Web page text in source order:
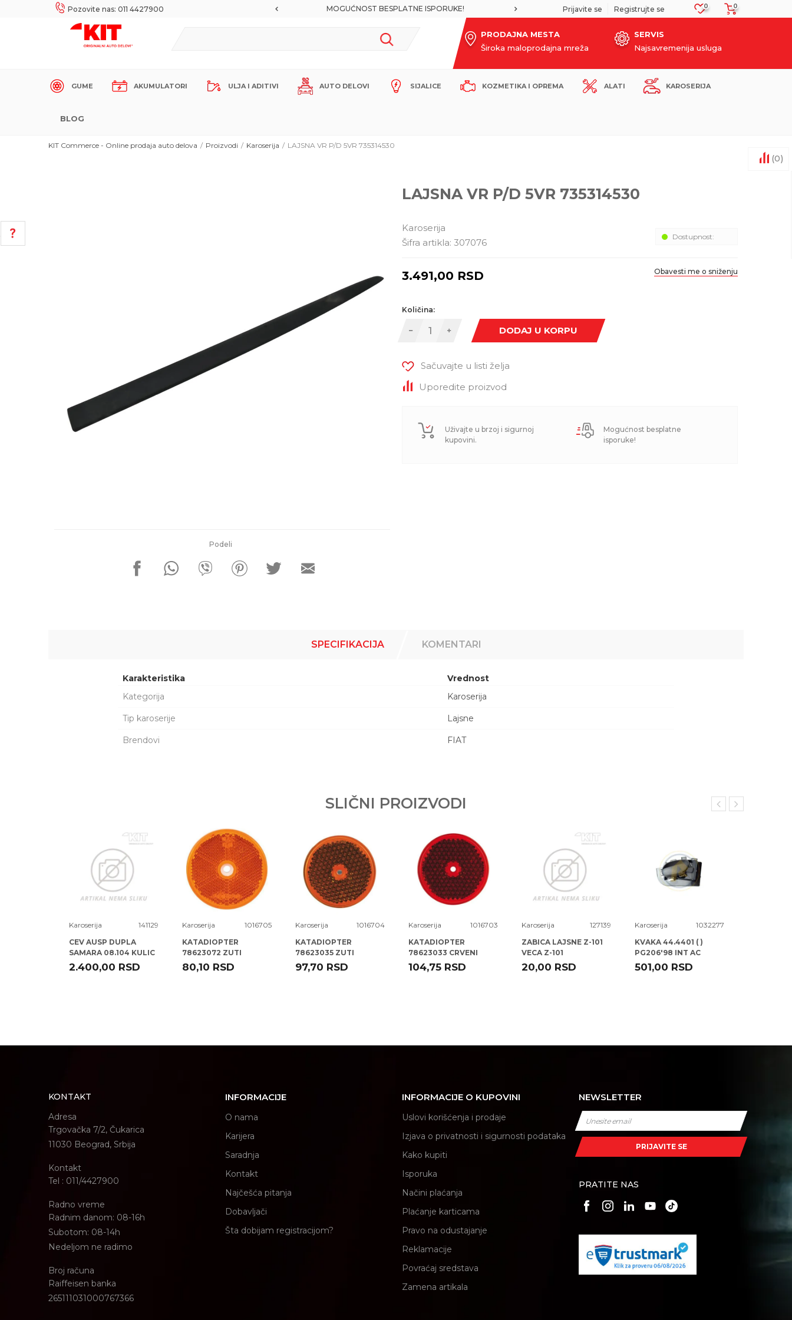
Pozovite nas: 011 4427900
SIGURNO PLAĆANJE PLATNIM KARTICAMA! MOGUĆNOST BESPLATNE ISPORUKE! SIGURNO PLAĆANJE PLATNIM KARTICAMA! 0
0
Prijavite se Registrujte se
PRODAJNA MESTA
Široka maloprodajna mreža
SERVIS
Najsavremenija usluga
GUME AKUMULATORI ULJA I ADITIVI AUTO DELOVI SIJALICE KOZMETIKA I OPREMA ALATI KAROSERIJA
BLOG
KIT Commerce - Online prodaja auto delova Proizvodi Karoserija LAJSNA VR P/D 5VR 735314530
Podeli
LAJSNA VR P/D 5VR 735314530
Karoserija
Šifra artikla: 307076
Dostupnost:
3.491,00 RSD Obavesti me o sniženju
Količina:
DODAJ U KORPU
Sačuvajte u listi želja
Uporedite proizvod
Uživajte u brzoj i sigurnoj
kupovini.
Mogućnost besplatne
isporuke!
office@kitcommerce.rs
SPECIFIKACIJA KOMENTARI
Karakteristika
Vrednost
Kategorija
Karoserija
Tip karoserije Lajsne
Brendovi FIAT
SLIČNI PROIZVODI
Karoserija
141129
CEV AUSP DUPLA
SAMARA 08.104 KULIC
2.400,00 RSD
Karoserija
1016705
KATADIOPTER
78623072 ZUTI
OKRUGLI 60 MM ( )
ELPARTS
80,10 RSD
Karoserija
1016704
KATADIOPTER
78623035 ZUTI
OKRUGLI 82 MM ( )
ELPARTS
97,70 RSD
Karoserija
1016703
KATADIOPTER
78623033 CRVENI
OKRUGLI 82 MM ( )
ELPARTS
104,75 RSD
Karoserija
127139
ZABICA LAJSNE Z-101
VECA Z-101
20,00 RSD
Karoserija
1032277
KVAKA 44.4401 ( )
PG206'98 INT AC
ROLCAR
501,00 RSD
(0)
KONTAKT
Adresa
Trgovačka 7/2, Čukarica
11030 Beograd, Srbija
Kontakt
Tel : 011/4427900
Radno vreme
Radnim danom: 08-16h
Subotom: 08-14h
Nedeljom ne radimo
Broj računa
Raiffeisen banka
265111031000767366
INFORMACIJE
O nama
Karijera
Saradnja
Kontakt
Najčešća pitanja
Dobavljači
Šta dobijam registracijom?
INFORMACIJE O KUPOVINI
Uslovi korišćenja i prodaje
Izjava o privatnosti i sigurnosti podataka
Kako kupiti
Isporuka
Načini plaćanja
Plaćanje karticama
Pravo na odustajanje
Reklamacije
Povraćaj sredstava
Zamena artikala
NEWSLETTER
PRIJAVITE SE
PRATITE NAS